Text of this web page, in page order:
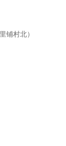
铺村北）